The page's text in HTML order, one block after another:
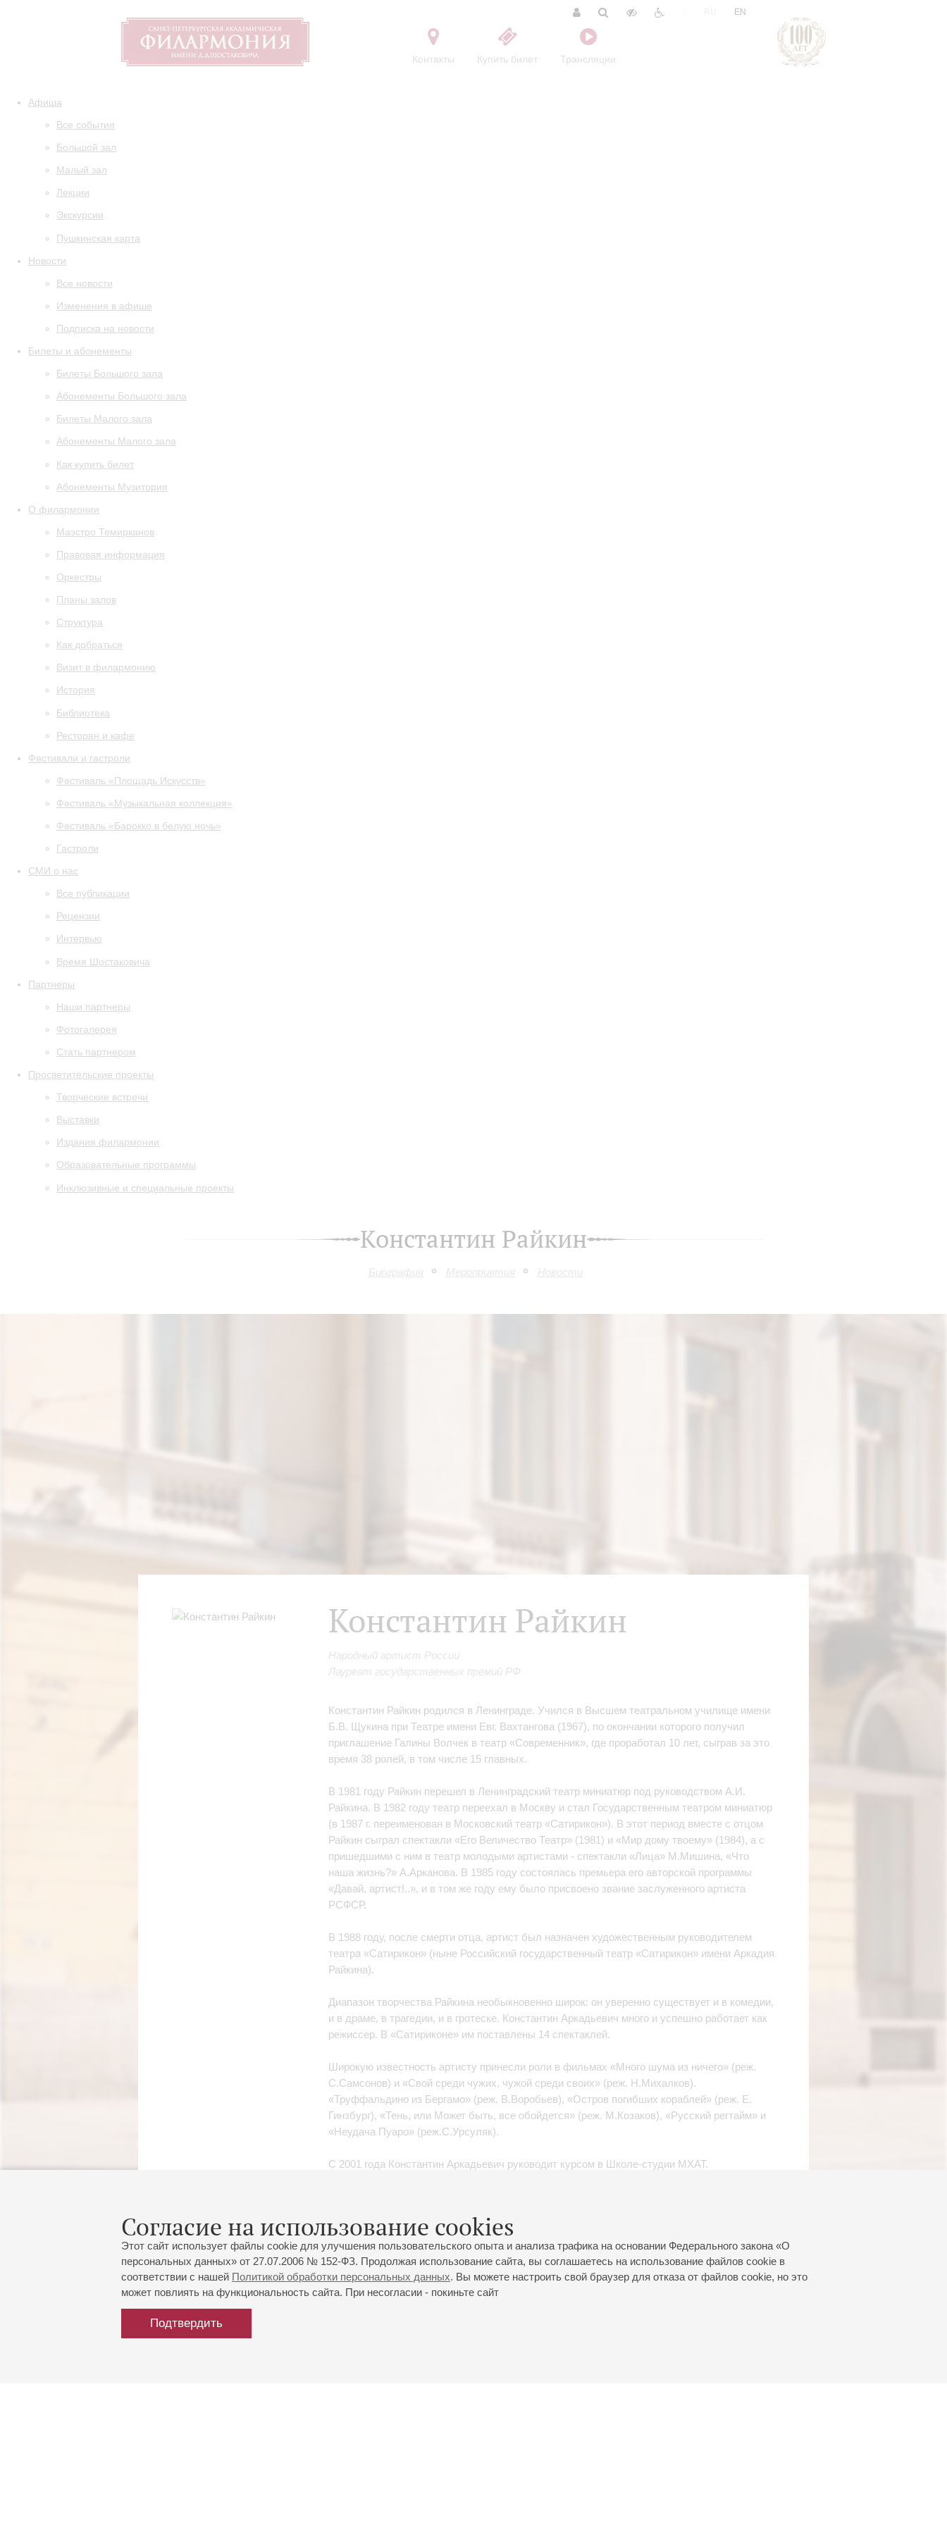
Контакты Купить билет Трансляции
EN
Афиша
Все события
Большой зал
Малый зал
Лекции
Экскурсии
Пушкинская карта
Новости
Все новости
Изменения в афише
Подписка на новости
Билеты и абонементы
Билеты Большого зала
Абонементы Большого зала
Билеты Малого зала
Абонементы Малого зала
Как купить билет
Абонементы Музитория
О филармонии
Маэстро Темирканов
Правовая информация
Оркестры
Планы залов
Структура
Как добраться
Визит в филармонию
История
Библиотека
Ресторан и кафе
Фестивали и гастроли
Фестиваль «Площадь Искусств»
Фестиваль «Музыкальная коллекция»
Фестиваль «Барокко в белую ночь»
Гастроли
СМИ о нас
Все публикации
Рецензии
Интервью
Время Шостаковича
Партнеры
Наши партнеры
Фотогалерея
Стать партнером
Просветительские проекты
Творческие встречи
Выставки
Издания филармонии
Образовательные программы
Инклюзивные и специальные проекты
Константин Райкин
Биография Мероприятия Новости
Согласие на использование cookies
Этот сайт использует файлы cookie для улучшения пользовательского опыта и анализа трафика на основании Федерального закона «О
персональных данных» от 27.07.2006 № 152-ФЗ. Продолжая использование сайта, вы соглашаетесь на использование файлов cookie в
соответствии с нашей Политикой обработки персональных данных. Вы можете настроить свой браузер для отказа от файлов cookie, но это
может повлиять на функциональность сайта. При несогласии - покиньте сайт
Подтвердить
Константин Райкин
Народный артист России
Лауреат государственных премий РФ
Константин Райкин родился в Ленинграде. Учился в Высшем театральном училище имени
Б.В. Щукина при Театре имени Евг. Вахтангова (1967), по окончании которого получил
приглашение Галины Волчек в театр «Современник», где проработал 10 лет, сыграв за это
время 38 ролей, в том числе 15 главных.
В 1981 году Райкин перешел в Ленинградский театр миниатюр под руководством А.И.
Райкина. В 1982 году театр переехал в Москву и стал Государственным театром миниатюр
(в 1987 г. переименован в Московский театр «Сатирикон»). В этот период вместе с отцом
Райкин сыграл спектакли «Его Величество Театр» (1981) и «Мир дому твоему» (1984), а с
пришедшими с ним в театр молодыми артистами - спектакли «Лица» М.Мишина, «Что
наша жизнь?» А.Арканова. В 1985 году состоялась премьера его авторской программы
«Давай, артист!..», и в том же году ему было присвоено звание заслуженного артиста
РСФСР.
В 1988 году, после смерти отца, артист был назначен художественным руководителем
театра «Сатирикон» (ныне Российский государственный театр «Сатирикон» имени Аркадия
Райкина).
Диапазон творчества Райкина необыкновенно широк: он уверенно существует и в комедии,
и в драме, в трагедии, и в гротеске. Константин Аркадьевич много и успешно работает как
режиссер. В «Сатириконе» им поставлены 14 спектаклей.
Широкую известность артисту принесли роли в фильмах «Много шума из ничего» (реж.
С.Самсонов) и «Свой среди чужих, чужой среди своих» (реж. Н.Михалков).
«Труффальдино из Бергамо» (реж. В.Воробьев), «Остров погибших кораблей» (реж. Е.
Гинзбург), «Тень, или Может быть, все обойдется» (реж. М.Козаков), «Русский регтайм» и
«Неудача Пуаро» (реж.С.Урсуляк).
С 2001 года Константин Аркадьевич руководит курсом в Школе-студии МХАТ.
Мероприятия
03 октября ,2026
20:00,
Большой зал
Константин Райкин
«Живой Пушкин»
Купить билет